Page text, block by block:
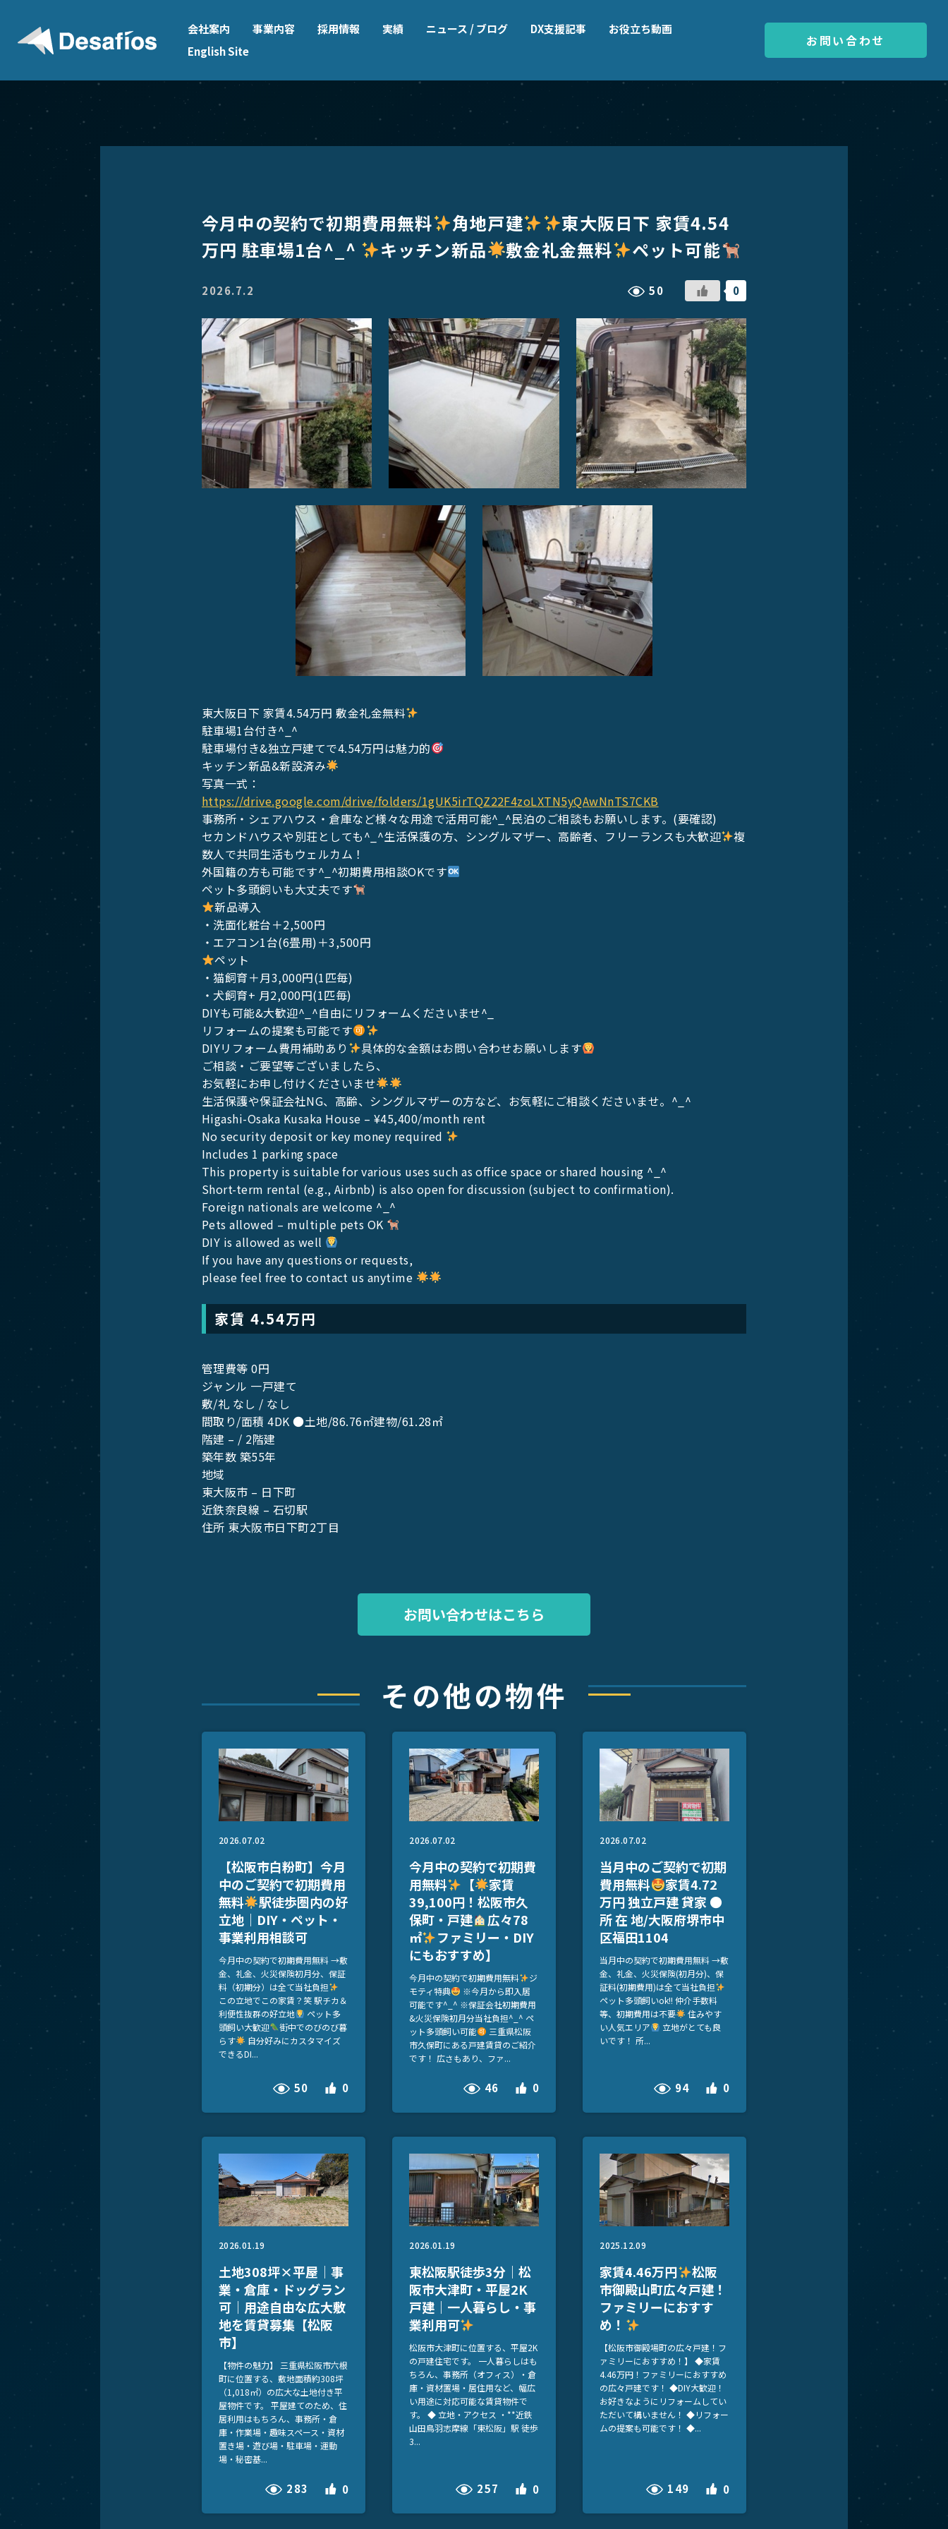
会社案内 事業内容 採用情報 実績 ニュース / ブログ DX支援記事
お役立ち動画
English Site
お問い合わせ
今月中の契約で初期費用無料 角地戸建
東大阪日下 家賃4.54
万円 駐車場1台^_^
キッチン新品 敷金礼金無料 ペット可能
2026.7.2 50 0
東大阪日下 家賃4.54万円 敷金礼金無料
駐車場1台付き^_^
駐車場付き&独立戸建てで4.54万円は魅力的
キッチン新品&新設済み
写真一式：
https://drive.google.com/drive/folders/1gUK5irTQZ22F4zoLXTN5yQAwNnTS7CKB
事務所・シェアハウス・倉庫など様々な用途で活用可能^_^民泊のご相談もお願いします。(要確認)
セカンドハウスや別荘としても^_^生活保護の方、シングルマザー、高齢者、フリーランスも大歓迎
複
数人で共同生活もウェルカム！
外国籍の方も可能です^_^初期費用相談OKです
ペット多頭飼いも大丈夫です
新品導入
・洗面化粧台＋2,500円
・エアコン1台(6畳用)＋3,500円
ペット
・猫飼育＋月3,000円(1匹毎)
・犬飼育+ 月2,000円(1匹毎)
DIYも可能&大歓迎^_^自由にリフォームくださいませ^_
リフォームの提案も可能です
DIYリフォーム費用補助あり
具体的な金額はお問い合わせお願いします
ご相談・ご要望等ございましたら、
お気軽にお申し付けくださいませ
生活保護や保証会社NG、高齢、シングルマザーの方など、お気軽にご相談くださいませ。^_^
Higashi-Osaka Kusaka House – ¥45,400/month rent
No security deposit or key money required
Includes 1 parking space
This property is suitable for various uses such as office space or shared housing ^_^
Short-term rental (e.g., Airbnb) is also open for discussion (subject to confirmation).
Foreign nationals are welcome ^_^
Pets allowed – multiple pets OK
DIY is allowed as well
If you have any questions or requests,
please feel free to contact us anytime
家賃 4.54万円
管理費等 0円
ジャンル 一戸建て
敷/礼 なし / なし
間取り/面積 4DK ●土地/86.76㎡建物/61.28㎡
階建 – / 2階建
築年数 築55年
地域
東大阪市 – 日下町
近鉄奈良線 – 石切駅
住所 東大阪市日下町2丁目
お問い合わせはこちら
その他の物件
2026.07.02
【松阪市白粉町】今月
中のご契約で初期費用
無料
駅徒歩圏内の好
立地｜DIY・ペット・
事業利用相談可
今月中の契約で初期費用無料 →敷
金、礼金、火災保険初月分、保証
料（初期分）は全て当社負担
この立地でこの家賃？笑 駅チカ＆
利便性抜群の好立地
ペット多
頭飼い大歓迎
街中でのびのび暮
らす
自分好みにカスタマイズ
できるDI...
50 0
2026.07.02
今月中の契約で初期費
用無料
【
家賃
39,100円！松阪市久
保町・戸建
広々78
㎡
ファミリー・DIY
にもおすすめ】
今月中の契約で初期費用無料
ジ
モティ特典
※今月から即入居
可能です^_^ ※保証会社初期費用
&火災保険初月分当社負担^_^ ペ
ット多頭飼い可能
三重県松阪
市久保町にある戸建賃貸のご紹介
です！ 広さもあり、ファ...
46 0
2026.07.02
当月中のご契約で初期
費用無料
家賃4.72
万円 独立戸建 貸家 ●
所 在 地/大阪府堺市中
区福田1104
当月中の契約で初期費用無料 →敷
金、礼金、火災保険(初月分)、保
証料(初期費用)は全て当社負担
ペット多頭飼いok!! 仲介手数料
等、初期費用は不要
住みやす
い人気エリア
立地がとても良
いです！ 所...
94 0
2026.01.19
土地308坪×平屋｜事
業・倉庫・ドッグラン
可｜用途自由な広大敷
地を賃貸募集【松阪
市】
【物件の魅力】 三重県松阪市六根
町に位置する、敷地面積約308坪
（1,018㎡）の広大な土地付き平
屋物件です。 平屋建てのため、住
居利用はもちろん、事務所・倉
庫・作業場・趣味スペース・資材
置き場・遊び場・駐車場・運動
場・秘密基...
283 0
2026.01.19
東松阪駅徒歩3分｜松
阪市大津町・平屋2K
戸建｜一人暮らし・事
業利用可
松阪市大津町に位置する、平屋2K
の戸建住宅です。 一人暮らしはも
ちろん、事務所（オフィス）・倉
庫・資材置場・居住用など、幅広
い用途に対応可能な賃貸物件で
す。 ◆ 立地・アクセス ・**近鉄
山田鳥羽志摩線「東松阪」駅 徒歩
3...
257 0
2025.12.09
家賃4.46万円
松阪
市御殿山町広々戸建！
ファミリーにおすす
め！
【松阪市御殿場町の広々戸建！フ
ァミリーにおすすめ！】 ◆家賃
4.46万円！ファミリーにおすすめ
の広々戸建です！ ◆DIY大歓迎！
お好きなようにリフォームしてい
ただいて構いません！ ◆リフォー
ムの提案も可能です！ ◆...
149 0